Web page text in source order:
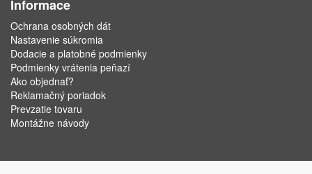
Informace
Ochrana osobných dát
Nastavenie súkromia
Dodacie a platobné podmienky
Podmienky vrátenia peňazí
Ako objednať?
Reklamačný poriadok
Prevzatie tovaru
Montážne návody